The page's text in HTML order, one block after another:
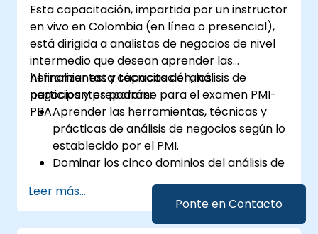
Ponte en Contacto
Esta capacitación, impartida por un instructor
en vivo en Colombia (en línea o presencial),
está dirigida a analistas de negocios de nivel
intermedio que desean aprender las
herramientas y técnicas del análisis de
negocios y prepararse para el examen PMI-
PBA.
Al finalizar esta capacitación, los
participantes podrán:
Aprender las herramientas, técnicas y
prácticas de análisis de negocios según lo
establecido por el PMI.
Dominar los cinco dominios del análisis de
Desarrollar habilidades prácticas para
identificar las necesidades de los
interesados, gestionar los requisitos y
Leer más...